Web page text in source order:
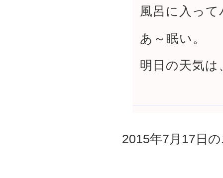
風呂に入っ
あ～眠い。
明日の天気
2015年7月17日